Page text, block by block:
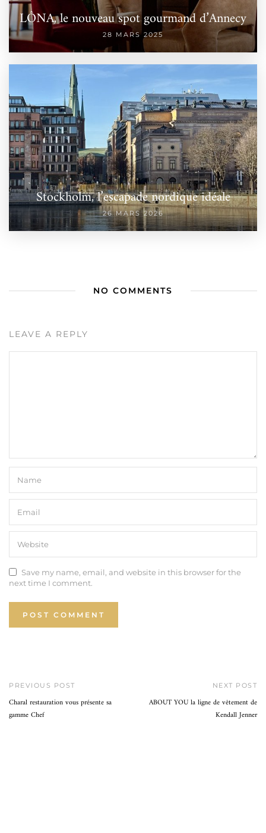
LÔNA, le nouveau spot gourmand d’Annecy
28 MARS 2025
Stockholm, l’escapade nordique idéale
26 MARS 2026
NO COMMENTS
LEAVE A REPLY
Save my name, email, and website in this browser for the
next time I comment.
PREVIOUS POST
Charal restauration vous présente sa
gamme Chef
NEXT POST
ABOUT YOU la ligne de vêtement de
Kendall Jenner